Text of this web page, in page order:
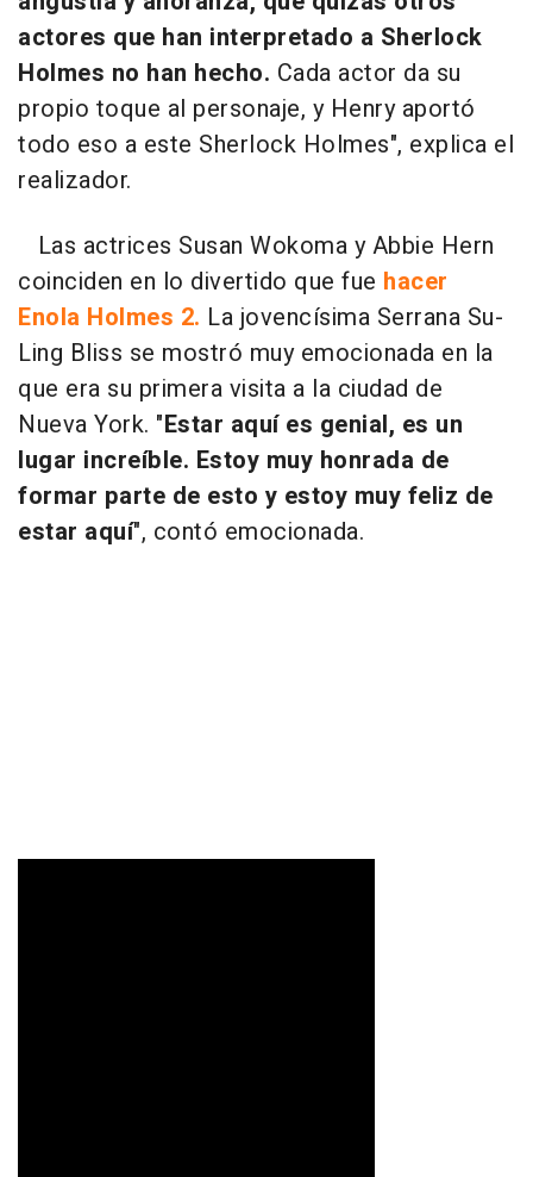
actores que han interpretado a Sherlock
Holmes no han hecho. Cada actor da su
propio toque al personaje, y Henry aportó
todo eso a este Sherlock Holmes", explica el
realizador.
Las actrices Susan Wokoma y Abbie Hern
coinciden en lo divertido que fue hacer
Enola Holmes 2. La jovencísima Serrana Su-
Ling Bliss se mostró muy emocionada en la
que era su primera visita a la ciudad de
Nueva York. "Estar aquí es genial, es un
lugar increíble. Estoy muy honrada de
formar parte de esto y estoy muy feliz de
estar aquí", contó emocionada.